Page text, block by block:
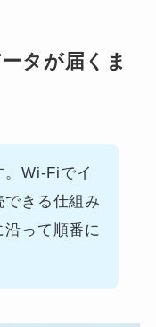
タが届くま
。Wi-Fiでイ
できる仕組み
って順番に